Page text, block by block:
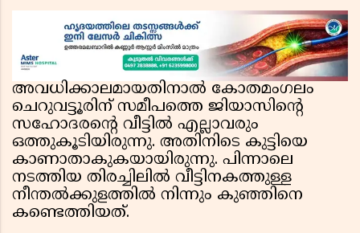
അവധിക്കാലമായതിനാല്‍ കോതമംഗലം
ചെറുവട്ടൂരിന് സമീപത്തെ ജിയാസിന്റെ
സഹോദരന്റെ വീട്ടില്‍ എല്ലാവരും
ഒത്തുകൂടിയിരുന്നു. അതിനിടെ കുട്ടിയെ
കാണാതാകുകയായിരുന്നു. പിന്നാലെ
നടത്തിയ തിരച്ചിലില്‍ വീട്ടിനകത്തുള്ള
നീന്തല്‍ക്കുളത്തില്‍ നിന്നും കുഞ്ഞിനെ
കണ്ടെത്തിയത്.